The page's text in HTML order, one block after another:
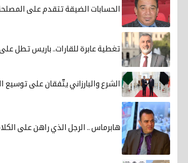
الحسابات الضيقة تتقدم على
تغطية عابرة للقارات.. باريس تطل
الشرع والبارزاني يتّفقان على توسيع
هابرماس .. الرجل الذي راهن على